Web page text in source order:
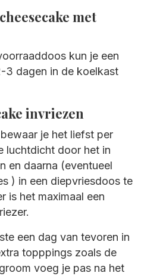
met
kun je een
3 dagen in de koelkast
invriezen
je het liefst per
luchtdicht door het in
en daarna (eventueel
) in een diepvriesdoos te
is het maximaal een
een dag van tevoren in
topppings zoals de
voeg je pas na het